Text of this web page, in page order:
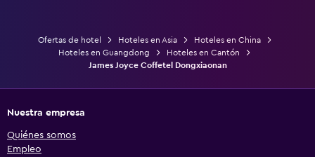
Ofertas de hotel Hoteles en Asia
Hoteles en China
Hoteles en Guangdong
Hoteles en Cantón
James Joyce Coffetel Dongxiaonan
Nuestra empresa
Quiénes somos
Empleo